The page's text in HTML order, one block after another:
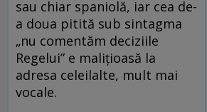
sau chiar spaniolă, iar cea de-
a doua pitită sub sintagma
„nu comentăm deciziile
Regelui” e maliţioasă la
adresa celeilalte, mult mai
vocale.